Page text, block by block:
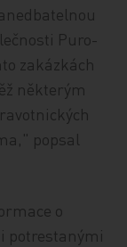
Puro-
zakázkách
některým
popsal
o
potrestanými